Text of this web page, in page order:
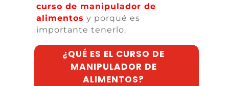
curso de manipulador de
alimentos y porqué es
importante tenerlo.
¿QUÉ ES EL CURSO DE
MANIPULADOR DE
ALIMENTOS?